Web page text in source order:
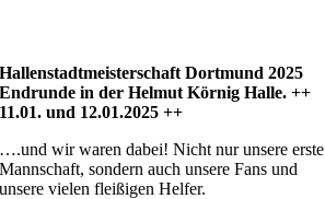
Hallenstadtmeisterschaft Dortmund 2025
Endrunde in der Helmut Körnig Halle. ++
11.01. und 12.01.2025 ++
….und wir waren dabei! Nicht nur unsere erste
Mannschaft, sondern auch unsere Fans und
unsere vielen fleißigen Helfer.